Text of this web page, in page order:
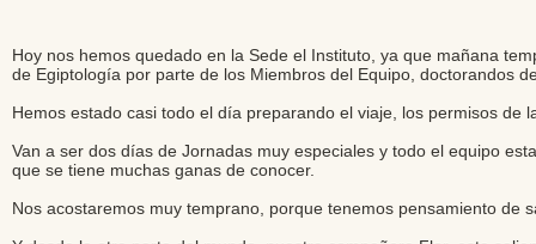
Hoy nos hemos quedado en la Sede el Instituto, ya que mañana
de Egiptología por parte de los Miembros del Equipo, doctorandos
Hemos estado casi todo el día preparando el viaje, los permisos
Van a ser dos días de Jornadas muy especiales y todo el equipo
que se tiene muchas ganas de conocer.
Nos acostaremos muy temprano, porque tenemos pensamiento de